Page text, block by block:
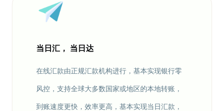
当日汇， 当日达
在线汇款由正规汇款机构进行，基本实现银行零
风控，支持全球大多数国家或地区的本地转账，
到账速度更快，效率更高，基本实现当日汇款，